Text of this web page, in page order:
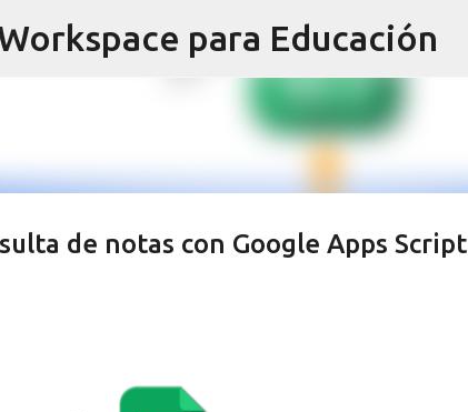
Ir al contenido principal
para Educación
de notas con Google Apps Script